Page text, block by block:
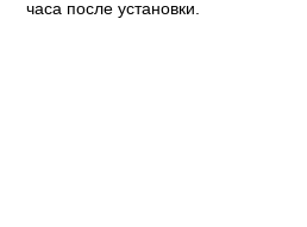
часа после установки.